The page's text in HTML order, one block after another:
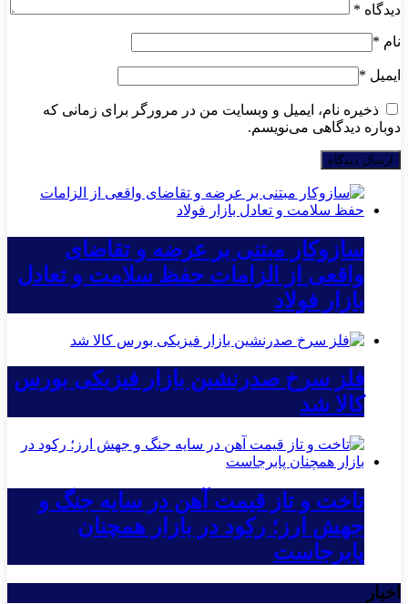
دیدگاه *
نام *
ایمیل *
ذخیره نام، ایمیل و وبسایت من در مرورگر برای زمانی که
دوباره دیدگاهی می‌نویسم.
سازوکار مبتنی بر عرضه و تقاضای
واقعی از الزامات حفظ سلامت و تعادل
بازار فولاد
فلز سرخ صدرنشین بازار فیزیکی بورس
کالا شد
تاخت و تاز قیمت آهن در سایه جنگ و
جهش ارز؛ رکود در بازار همچنان
پابرجاست
اخبار